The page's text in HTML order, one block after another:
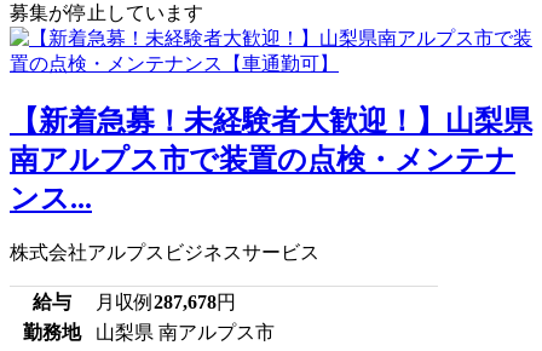
募集が停止しています
【新着急募！未経験者大歓迎！】山梨県
南アルプス市で装置の点検・メンテナ
ンス...
株式会社アルプスビジネスサービス
給与 月収例 287,678円
勤務地
山梨県 南アルプス市